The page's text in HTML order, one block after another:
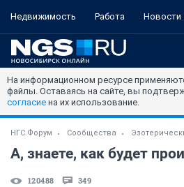
Недвижимость Работа Новости
На информационном ресурсе
файлы. Оставаясь на сайте, вы
согласие на их использование.
НГС.Форум Сообщества
120488 349